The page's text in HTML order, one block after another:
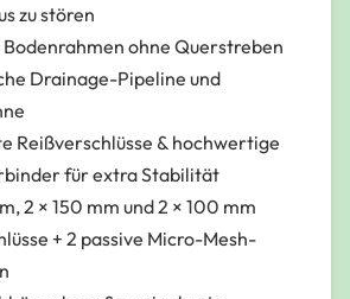
zu stören
ohne Querstreben
Drainage-Pipeline und
Reißverschlüsse & hochwertige
für extra Stabilität
2 × 150 mm und 2 × 100 mm
+ 2 passive Micro-Mesh-